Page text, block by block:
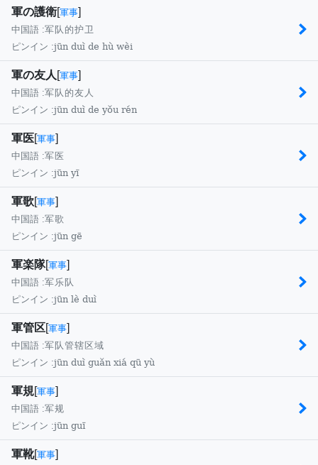
軍の護衛[軍事]
中国語 :军队的护卫
ピンイン :jūn duì de hù wèi
軍の友人 [軍事]
中国語 :军队的友人
ピンイン :jūn duì de yǒu rén
軍医[軍事]
中国語 :军医
ピンイン :jūn yī
軍歌[軍事]
中国語 :军歌
ピンイン :jūn gē
軍楽隊[軍事]
中国語 :军乐队
ピンイン :jūn lè duì
軍管区[軍事]
中国語 :军队管辖区域
ピンイン :jūn duì guǎn xiá qū yù
軍規[軍事]
中国語 :军规
ピンイン :jūn guī
軍靴[軍事]